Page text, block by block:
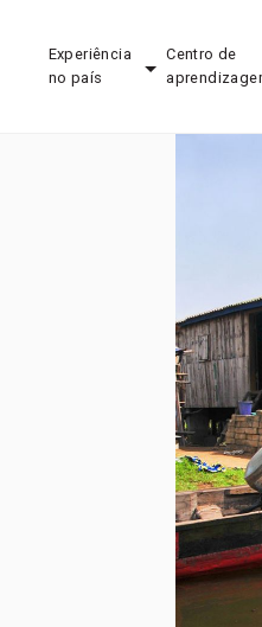
Experiência
no país
Centro de